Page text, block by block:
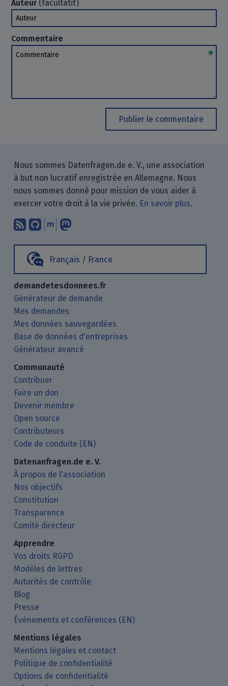
Auteur(facultatif)
Auteur
Commentaire
Commentaire
Publier le commentaire
Nous sommes Datenfragen.de e. V., une association
à but non lucratif enregistrée en Allemagne. Nous
nous sommes donné pour mission de vous aider à
exercer votre droit à la vie privée. En savoir plus.
Abonnez-vous à notre blog en
Nous trouver sur GitHub.
Échanger avec nous via Matrix.
Français / France
demandetesdonnees.fr
Générateur de demande
Mes demandes
Mes données sauvegardées
Base de données d'entreprises
Générateur avancé
Communauté
Contribuer
Faire un don
Devenir membre
Open source
Contributeurs
Code de conduite (EN)
Datenanfragen.de e. V.
À propos de l'association
Nos objectifs
Constitution
Transparence
Comité directeur
Apprendre
Vos droits RGPD
Modèles de lettres
Autorités de contrôle
Blog
Presse
Événements et conférences (EN)
Mentions légales
Mentions légales et contact
Politique de confidentialité
Options de confidentialité